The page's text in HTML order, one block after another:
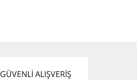
GÜVENLİ ALIŞVERİŞ